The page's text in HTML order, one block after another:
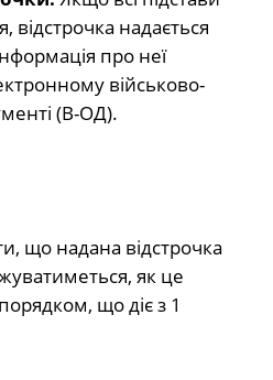
відстрочка надається
про неї
військово-
(В-ОД).
що надана відстрочка
як це
що діє з 1